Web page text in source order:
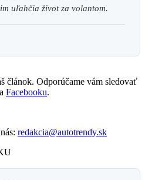
uľahčia život za volantom.
článok. Odporúčame vám sledovať
Facebooku.
redakcia@autotrendy.sk